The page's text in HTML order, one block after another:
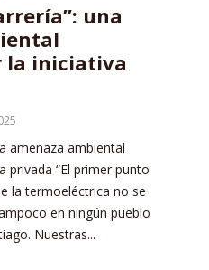
una
la iniciativa
amenaza ambiental
privada “El primer punto
la termoeléctrica no se
en ningún pueblo
Nuestras...